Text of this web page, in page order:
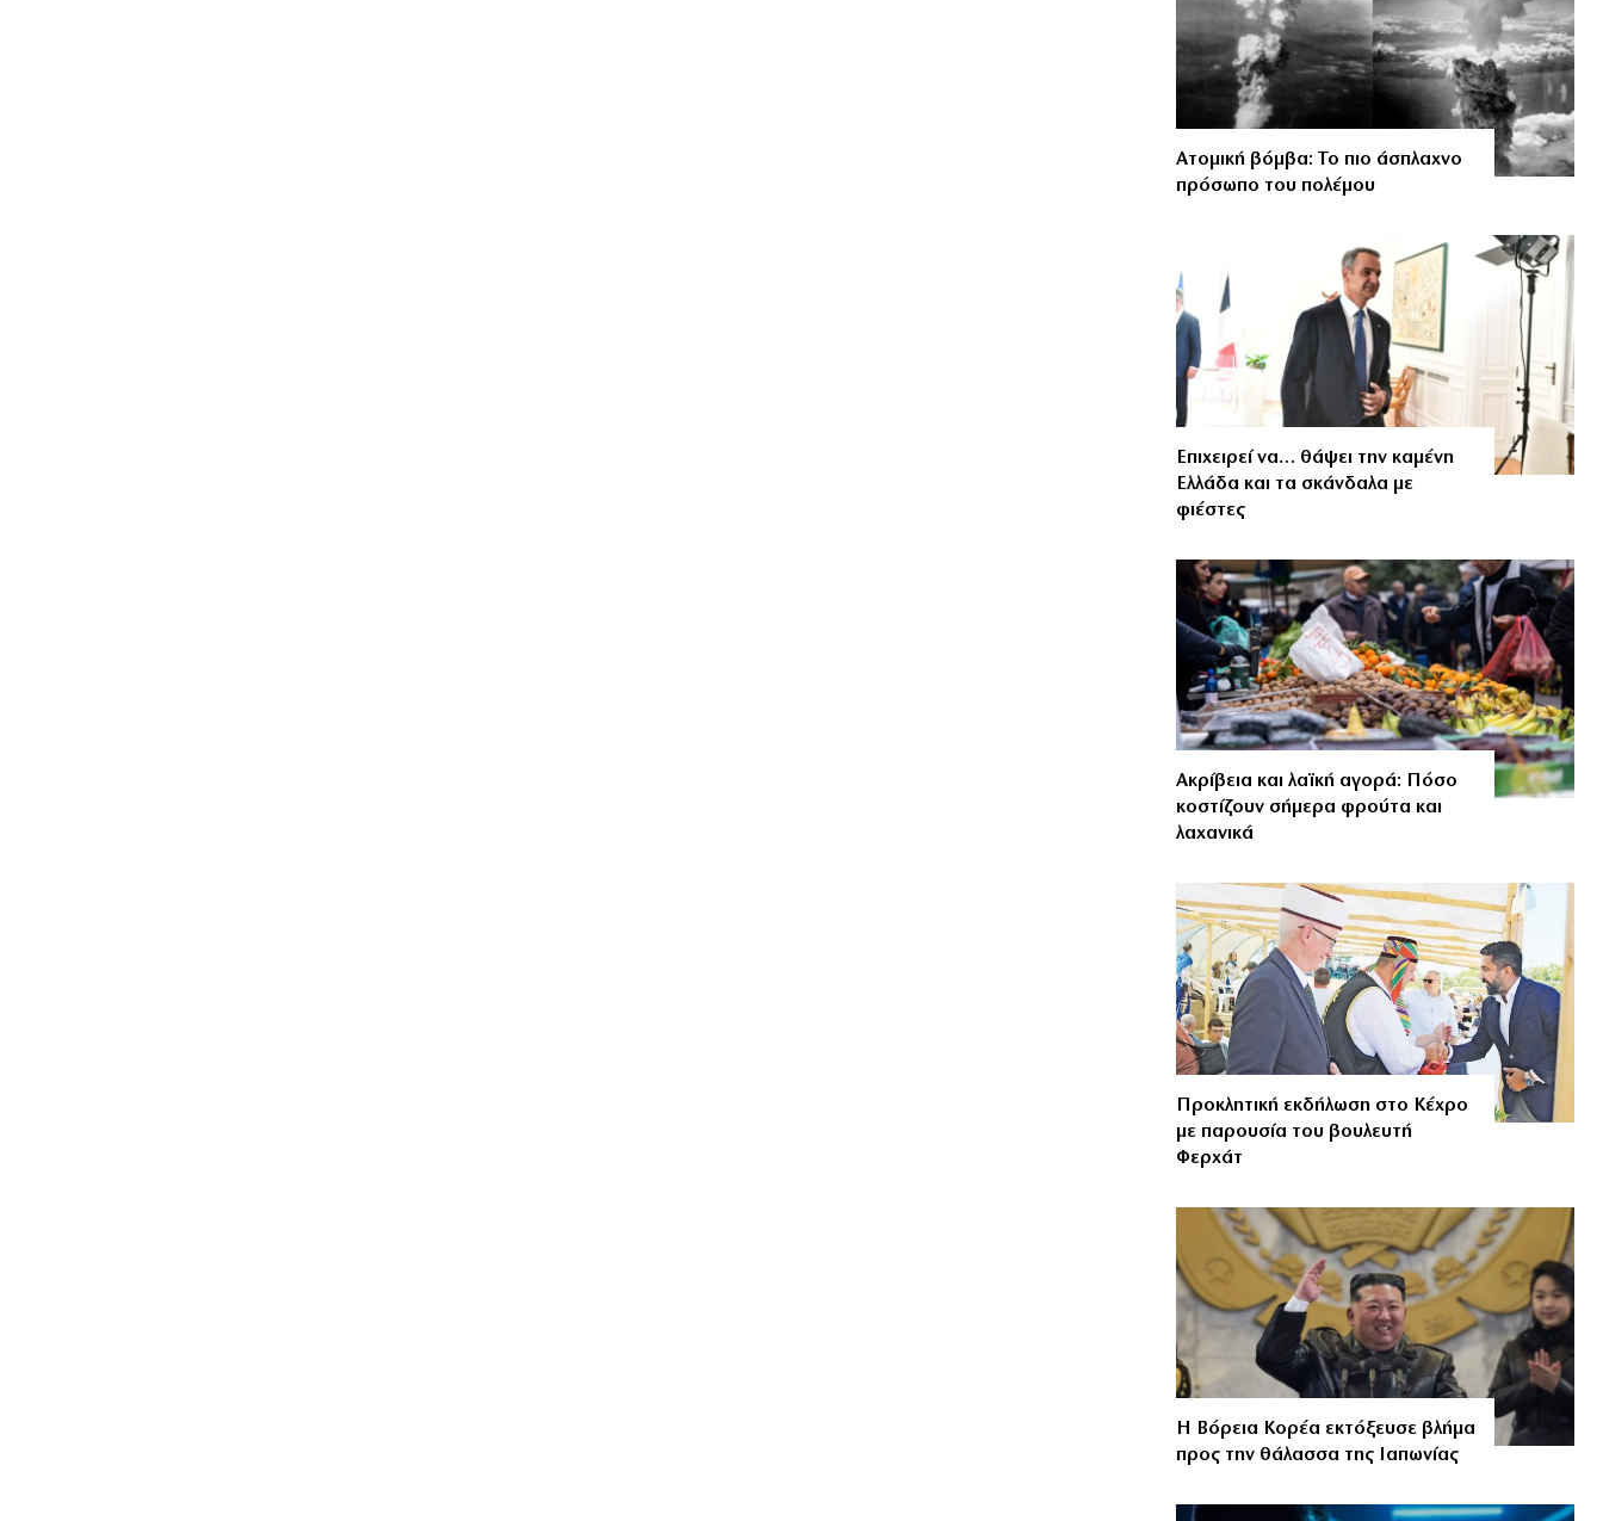
Ατομική βόμβα: Το πιο άσπλαχνο
πρόσωπο του πολέμου
Επιχειρεί να… θάψει την καμένη
Ελλάδα και τα σκάνδαλα με
φιέστες
Ακρίβεια και λαϊκή αγορά: Πόσο
κοστίζουν σήμερα φρούτα και
λαχανικά
Προκλητική εκδήλωση στο Κέχρο
με παρουσία του βουλευτή
Φερχάτ
Η Βόρεια Κορέα εκτόξευσε βλήμα
προς την θάλασσα της Ιαπωνίας